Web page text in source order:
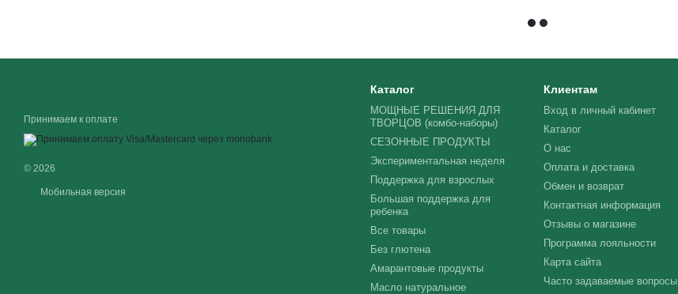
Принимаем к оплате
© 2026
Мобильная версия
Каталог
МОЩНЫЕ РЕШЕНИЯ ДЛЯ
ТВОРЦОВ (комбо-наборы)
СЕЗОННЫЕ ПРОДУКТЫ
Экспериментальная неделя
Поддержка для взрослых
Большая поддержка для
ребенка
Все товары
Без глютена
Амарантовые продукты
Масло натуральное
Клиентам
Вход в личный кабинет
Каталог
О нас
Оплата и доставка
Обмен и возврат
Контактная информация
Отзывы о магазине
Программа лояльности
Карта сайта
Часто задаваемые вопросы